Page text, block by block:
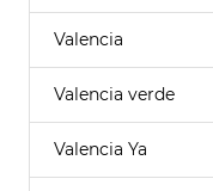
Valencia
Valencia verde
Valencia Ya